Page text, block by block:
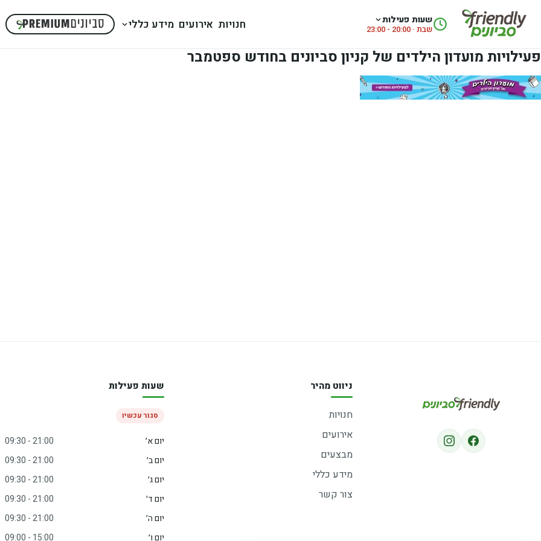
שעות פעילות
שבת · 20:00 - 23:00 חנויות אירועים מידע כללי
פעילויות מועדון הילדים של קניון סביונים בחודש ספטמבר
ניווט מהיר
חנויות
אירועים
מבצעים
מידע כללי
צור קשר
שעות פעילות
סגור עכשיו
יום א׳
09:30 - 21:00
יום ב׳
09:30 - 21:00
יום ג׳
09:30 - 21:00
יום ד׳
09:30 - 21:00
יום ה׳
09:30 - 21:00
יום ו׳
09:00 - 15:00